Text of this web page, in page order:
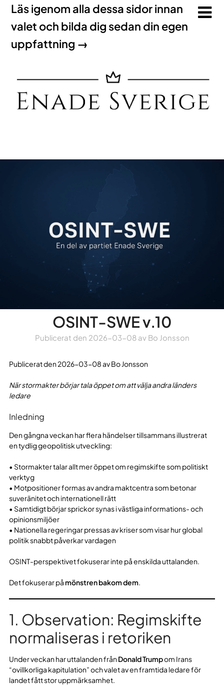
Läs igenom alla dessa sidor innan
valet och bilda dig sedan din egen
uppfattning →
OSINT-SWE v.10
Publicerat den 2026-03-08av Bo Jonsson
Publicerat den 2026-03-08 av Bo Jonsson
När stormakter börjar tala öppet om att välja andra länders
ledare
Inledning
Den gångna veckan har flera händelser tillsammans illustrerat
en tydlig geopolitisk utveckling:
• Stormakter talar allt mer öppet om regimskifte som politiskt
verktyg
• Motpositioner formas av andra maktcentra som betonar
suveränitet och internationell rätt
• Samtidigt börjar sprickor synas i västliga informations- och
opinionsmiljöer
• Nationella regeringar pressas av kriser som visar hur global
politik snabbt påverkar vardagen
OSINT-perspektivet fokuserar inte på enskilda uttalanden.
Det fokuserar på mönstren bakom dem.
1. Observation: Regimskifte
normaliseras i retoriken
Under veckan har uttalanden frånDonald Trumpom Irans
“ovillkorliga kapitulation” och valet av en framtida ledare för
landet fått stor uppmärksamhet.